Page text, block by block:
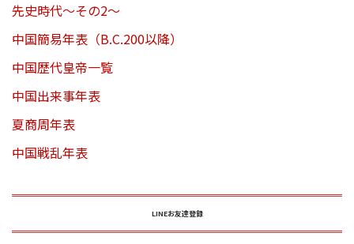
先史時代～その2～
中国簡易年表（B.C.200以降）
中国歴代皇帝一覧
中国出来事年表
夏商周年表
中国戦乱年表
LINEお友達登録